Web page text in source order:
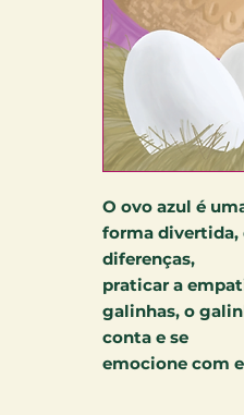
O ovo azul é
forma divertida,
diferenças,
praticar a
galinhas, o
conta e se
emocione com